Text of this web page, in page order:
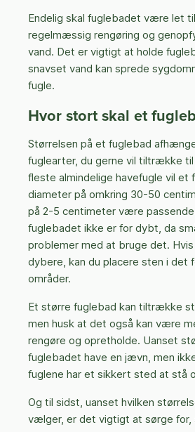
Endelig skal fuglebadet være let
regelmæssig rengøring og
vand. Det er vigtigt at holde
snavset vand kan sprede
fugle.
Hvor stort skal et
Størrelsen på et fuglebad
fuglearter, du gerne vil tiltrække til
fleste almindelige havefugle vil et
diameter på omkring 30-50
på 2-5 centimeter være
fuglebadet ikke er for dybt, da
problemer med at bruge det.
dybere, kan du placere sten i det
områder.
Et større fuglebad kan tiltrække
men husk at det også kan være
rengøre og opretholde. Uanset
fuglebadet have en jævn, men
fuglene har et sikkert sted at stå
Og til sidst, uanset hvilken
vælger, er det vigtigt at sørge for,